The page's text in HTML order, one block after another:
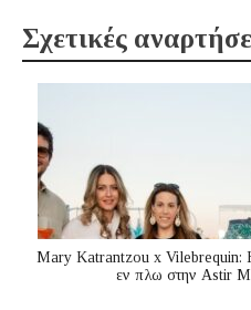
Σχετικές
Mary Katrantzou x Vilebrequin:
εν πλω στην Astir